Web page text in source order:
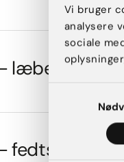
Vi bruger
analysere
sociale
læbeløft og
fedtsugning